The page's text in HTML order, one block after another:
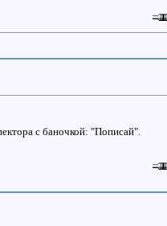
с баночкой: "Пописай".